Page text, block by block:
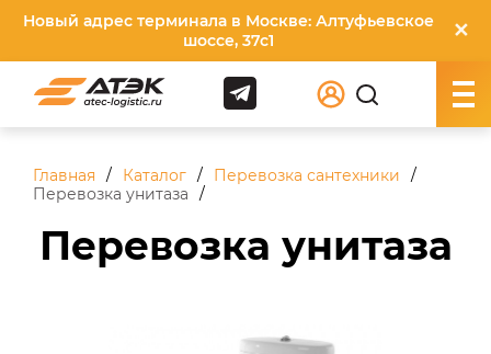
Новый адрес терминала в Москве: Алтуфьевское
шоссе, 37с1
✕
Главная Каталог
Перевозка сантехники
Перевозка унитаза
Перевозка унитаза